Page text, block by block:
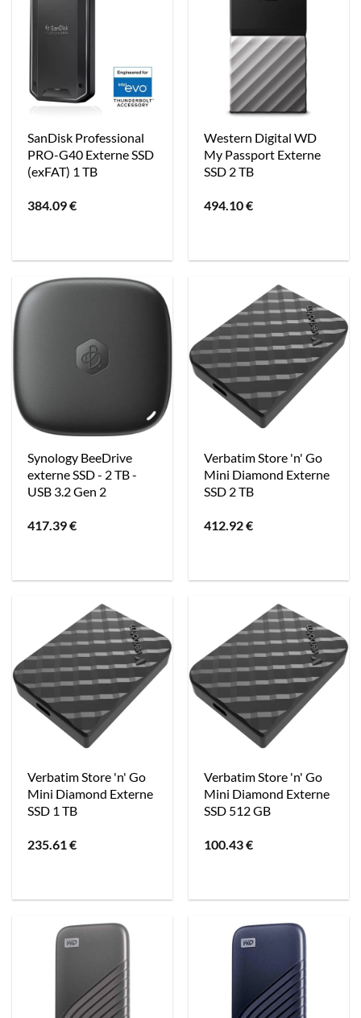
SanDisk Professional
PRO-G40 Externe SSD
(exFAT) 1 TB
384.09€
Western Digital WD
My Passport Externe
SSD 2 TB
494.10€
Synology BeeDrive
externe SSD - 2 TB -
USB 3.2 Gen 2
417.39€
Verbatim Store 'n' Go
Mini Diamond Externe
SSD 2 TB
412.92€
Verbatim Store 'n' Go
Mini Diamond Externe
SSD 1 TB
235.61€
Verbatim Store 'n' Go
Mini Diamond Externe
SSD 512 GB
100.43€